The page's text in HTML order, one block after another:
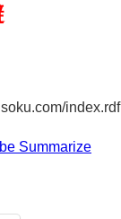
index.rdf
Summarize